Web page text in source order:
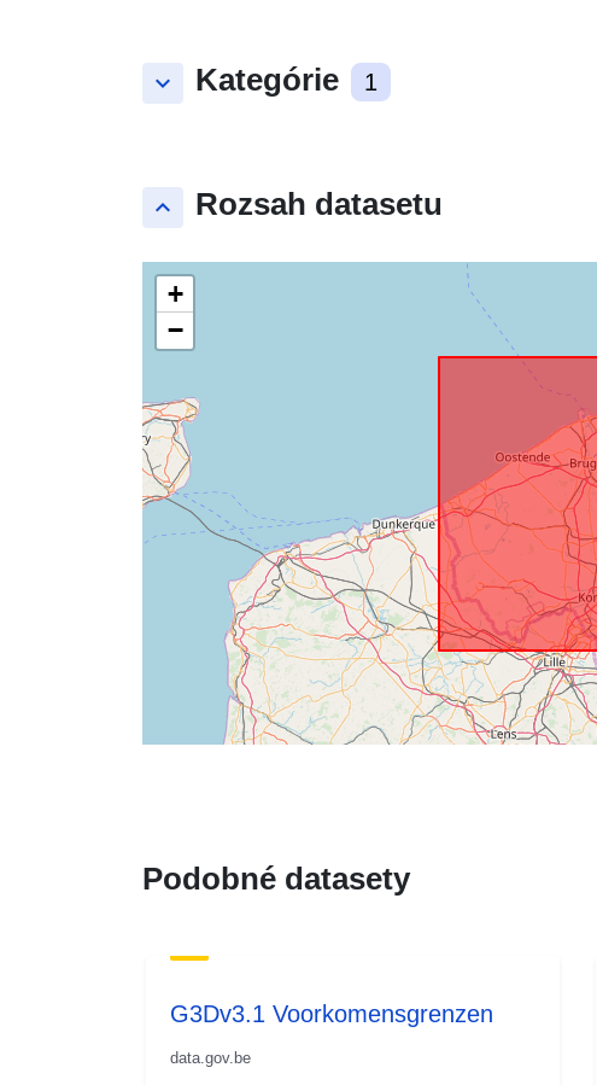
keyboard_arrow_down Kategórie 1
keyboard_arrow_up Rozsah datasetu
+
−
Podobné datasety
G3Dv3.1 Voorkomensgrenzen
data.gov.be